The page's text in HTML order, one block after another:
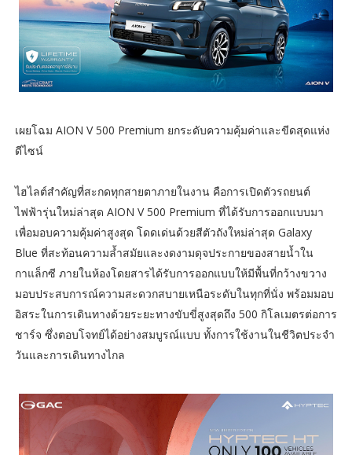
เผยโฉม AION V 500 Premium ยกระดับความคุ้มค่าและขีดสุดแห่ง
ดีไซน์
ไฮไลต์สำคัญที่สะกดทุกสายตาภายในงาน คือการเปิดตัวรถยนต์
ไฟฟ้ารุ่นใหม่ล่าสุด AION V 500 Premium ที่ได้รับการออกแบบมา
เพื่อมอบความคุ้มค่าสูงสุด โดดเด่นด้วยสีตัวถังใหม่ล่าสุด Galaxy
Blue ที่สะท้อนความล้ำสมัยและงดงามดุจประกายของสายน้ำใน
กาแล็กซี ภายในห้องโดยสารได้รับการออกแบบให้มีพื้นที่กว้างขวาง
มอบประสบการณ์ความสะดวกสบายเหนือระดับในทุกที่นั่ง พร้อมมอบ
อิสระในการเดินทางด้วยระยะทางขับขี่สูงสุดถึง 500 กิโลเมตรต่อการ
ชาร์จ ซึ่งตอบโจทย์ได้อย่างสมบูรณ์แบบ ทั้งการใช้งานในชีวิตประจำ
วันและการเดินทางไกล